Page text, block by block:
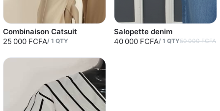
Combinaison Catsuit
25 000 FCFA/ 1 QTY
Salopette denim
40 000 FCFA/ 1 QTY50 000 FCFA